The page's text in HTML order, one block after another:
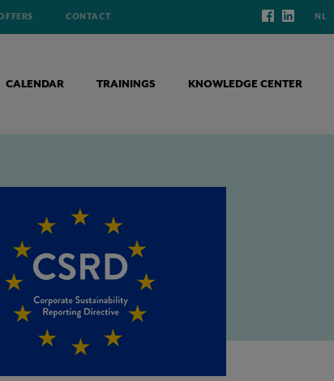
CONTACT NL
CALENDAR TRAININGS KNOWLEDGE CENTER